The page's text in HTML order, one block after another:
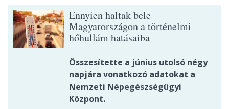
Ennyien haltak bele
Magyarországon a történelmi
hőhullám hatásaiba
Összesítette a június utolsó négy
napjára vonatkozó adatokat a
Nemzeti Népegészségügyi
Központ.